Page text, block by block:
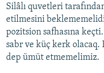
Silâlı quvetleri
etilmesini
pozitsion safhasına
sabr ve küç kerk olacaq.
dep ümüt etmemelimiz.